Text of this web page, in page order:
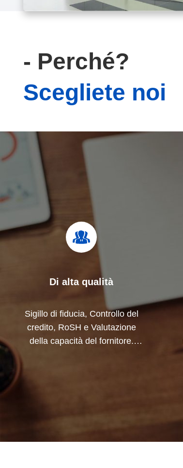
- Perché?
Scegliete noi
Di alta qualità
Sigillo di fiducia, Controllo del
credito, RoSH e Valutazione
della capacità del fornitore.